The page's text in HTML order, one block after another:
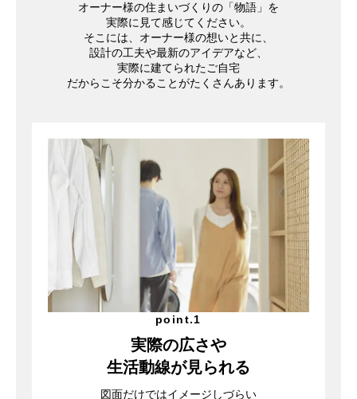
オーナー様の住まいづくりの「物語」を
実際に見て感じてください。
そこには、オーナー様の想いと共に、
設計の工夫や最新のアイデアなど、
実際に建てられたご自宅
だからこそ分かることがたくさんあります。
point.1
実際の広さや
生活動線が見られる
図面だけではイメージしづらい